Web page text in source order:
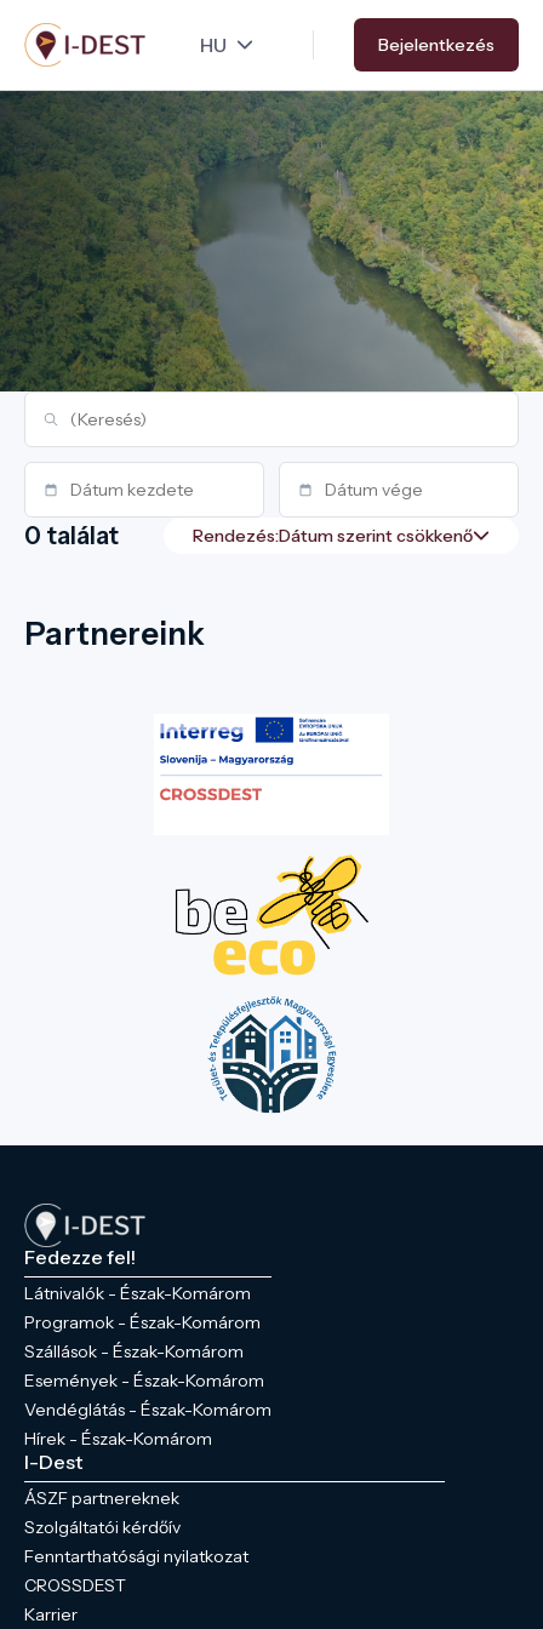
Ugrás
a
tartalomra
Bejelentkezés
0 találat Rendezés:
Partnereink
Fedezze fel!
Látnivalók - Észak-Komárom
Programok - Észak-Komárom
Szállások - Észak-Komárom
Események - Észak-Komárom
Vendéglátás - Észak-Komárom
Hírek - Észak-Komárom
I-Dest
ÁSZF partnereknek
Szolgáltatói kérdőív
Fenntarthatósági nyilatkozat
CROSSDEST
Karrier